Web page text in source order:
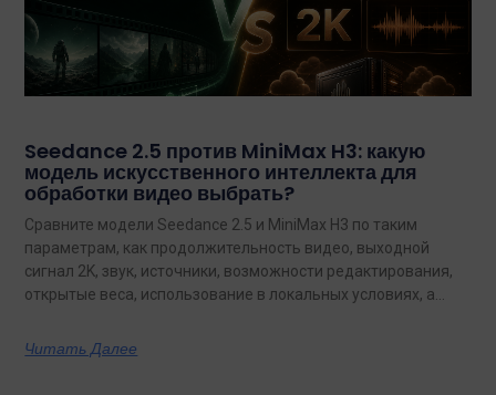
Seedance 2.5 против MiniMax H3: какую
модель искусственного интеллекта для
обработки видео выбрать?
Сравните модели Seedance 2.5 и MiniMax H3 по таким
параметрам, как продолжительность видео, выходной
сигнал 2K, звук, источники, возможности редактирования,
открытые веса, использование в локальных условиях, а
конкретных задач на сегодняшний день.
Читать Далее